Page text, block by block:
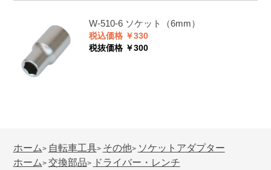
W-510-6 ソケット（6mm）
税込価格 ￥330
税抜価格 ￥300
ホーム> 自転車工具> その他> ソケットアダプター
ホーム> 交換部品> ドライバー・レンチ